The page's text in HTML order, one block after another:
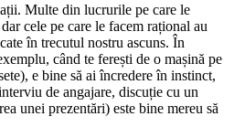
Multe din lucrurile pe care le
cele pe care le facem rațional au
în trecutul nostru ascuns. În
când te ferești de o mașină pe
e bine să ai încredere în instinct,
de angajare, discuție cu un
unei prezentări) este bine mereu să